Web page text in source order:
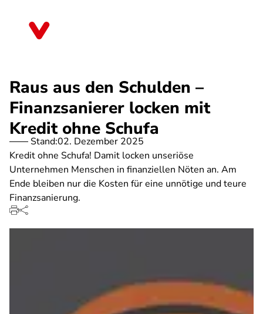
Raus aus den Schulden –
Finanzsanierer locken mit
Kredit ohne Schufa
Stand:02. Dezember 2025
Kredit ohne Schufa! Damit locken unseriöse
Unternehmen Menschen in finanziellen Nöten an. Am
Ende bleiben nur die Kosten für eine unnötige und teure
Finanzsanierung.